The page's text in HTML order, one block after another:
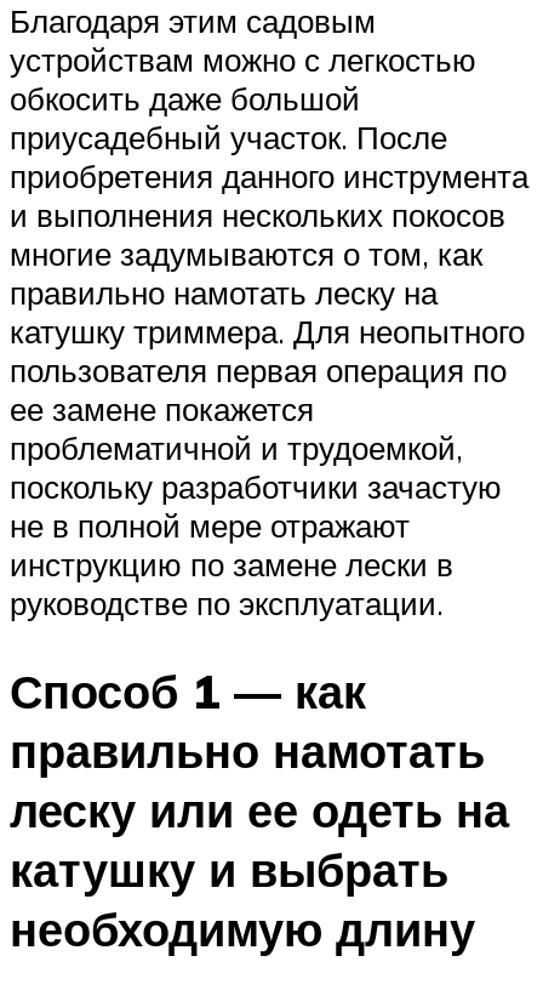
Благодаря этим садовым
устройствам можно с легкостью
обкосить даже большой
приусадебный участок. После
приобретения данного инструмента
и выполнения нескольких покосов
многие задумываются о том, как
правильно намотать леску на
катушку триммера. Для неопытного
пользователя первая операция по
ее замене покажется
проблематичной и трудоемкой,
поскольку разработчики зачастую
не в полной мере отражают
инструкцию по замене лески в
руководстве по эксплуатации.
Способ 1 — как
правильно намотать
леску или ее одеть на
катушку и выбрать
необходимую длину